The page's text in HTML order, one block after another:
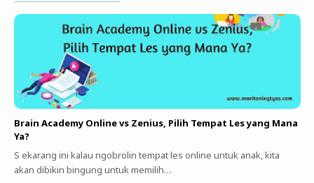
Brain Academy Online vs Zenius, Pilih Tempat Les yang Mana
Ya?
S ekarang ini kalau ngobrolin tempat les online untuk anak, kita
akan dibikin bingung untuk memilih…